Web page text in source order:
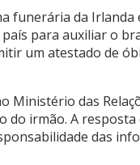
funerária da Irlanda
para auxiliar o
um atestado de
Ministério das
irmão. A resposta
das